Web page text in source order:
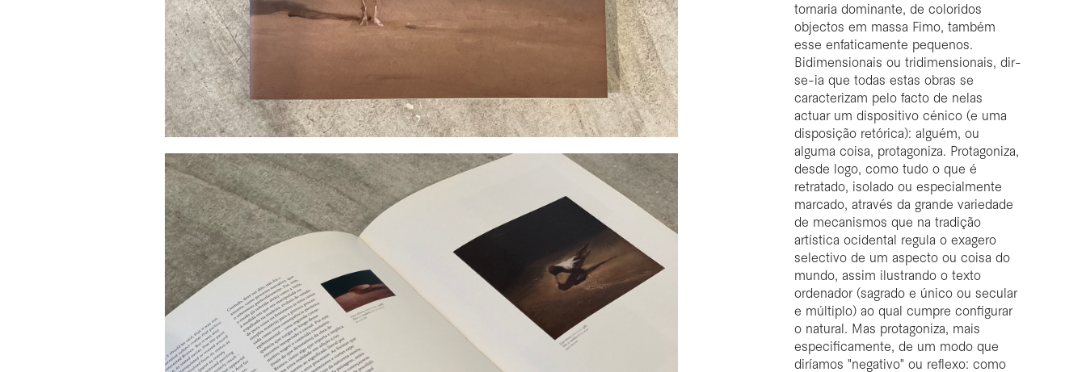
tornaria dominante, de coloridos
objectos em massa Fimo, também
esse enfaticamente pequenos.
Bidimensionais ou tridimensionais, dir-
se-ia que todas estas obras se
caracterizam pelo facto de nelas
actuar um dispositivo cénico (e uma
disposição retórica): alguém, ou
alguma coisa, protagoniza. Protagoniza,
desde logo, como tudo o que é
retratado, isolado ou especialmente
marcado, através da grande variedade
de mecanismos que na tradição
artística ocidental regula o exagero
selectivo de um aspecto ou coisa do
mundo, assim ilustrando o texto
ordenador (sagrado e único ou secular
e múltiplo) ao qual cumpre configurar
o natural. Mas protagoniza, mais
especificamente, de um modo que
diríamos "negativo" ou reflexo: como